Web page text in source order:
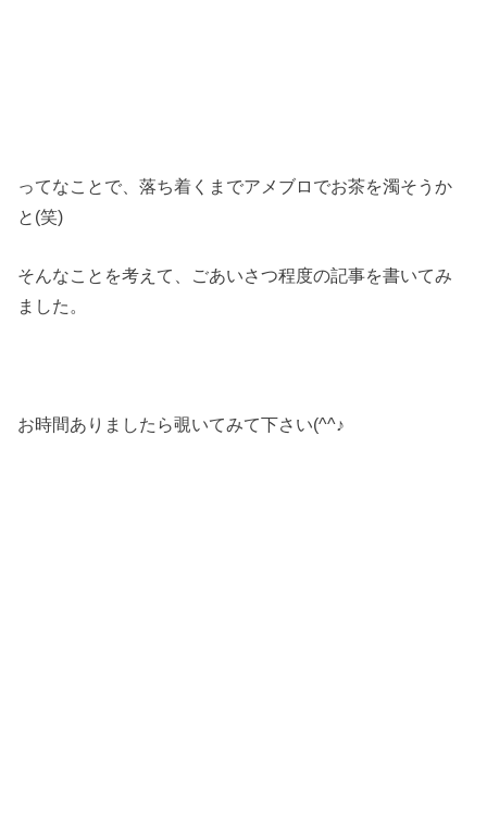
ってなことで、落ち着くまでアメブロでお茶を濁そうか
と(笑)
そんなことを考えて、ごあいさつ程度の記事を書いてみ
ました。
お時間ありましたら覗いてみて下さい(^^♪